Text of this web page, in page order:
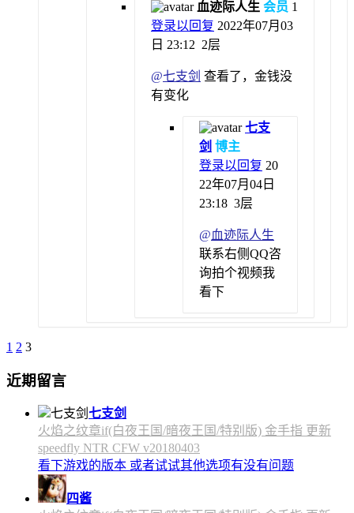
血迹际人生 会员 1
登录以回复 2022年07月03
日 23:12 2层
@七支剑 查看了，金钱没
有变化
七支
剑 博主
登录以回复 20
22年07月04日
23:18 3层
@血迹际人生
联系右侧QQ咨
询拍个视频我
看下
1 2 3
近期留言
七支剑
火焰之纹章if(白夜王国/暗夜王国/特别版) 金手指 更新
speedfly NTR CFW v20180403
看下游戏的版本 或者试试其他选项有没有问题
四酱